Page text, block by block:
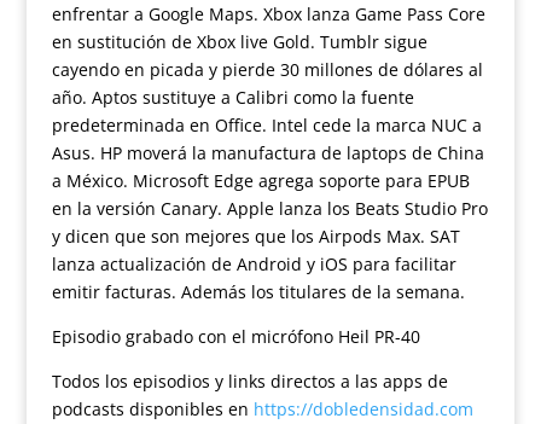
enfrentar a Google Maps. Xbox lanza Game Pass Core
en sustitución de Xbox live Gold. Tumblr sigue
cayendo en picada y pierde 30 millones de dólares al
año. Aptos sustituye a Calibri como la fuente
predeterminada en Office. Intel cede la marca NUC a
Asus. HP moverá la manufactura de laptops de China
a México. Microsoft Edge agrega soporte para EPUB
en la versión Canary. Apple lanza los Beats Studio Pro
y dicen que son mejores que los Airpods Max. SAT
lanza actualización de Android y iOS para facilitar
emitir facturas. Además los titulares de la semana.
Episodio grabado con el micrófono Heil PR-40
Todos los episodios y links directos a las apps de
podcasts disponibles en https://dobledensidad.com